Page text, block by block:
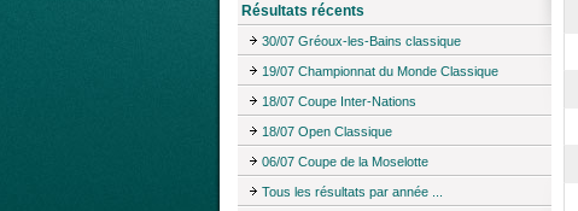
Résultats récents
30/07 Gréoux-les-Bains classique
19/07 Championnat du Monde Classique
18/07 Coupe Inter-Nations
18/07 Open Classique
06/07 Coupe de la Moselotte
Tous les résultats par année ...